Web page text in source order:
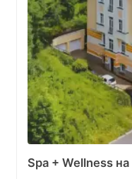
Spa + Wellness